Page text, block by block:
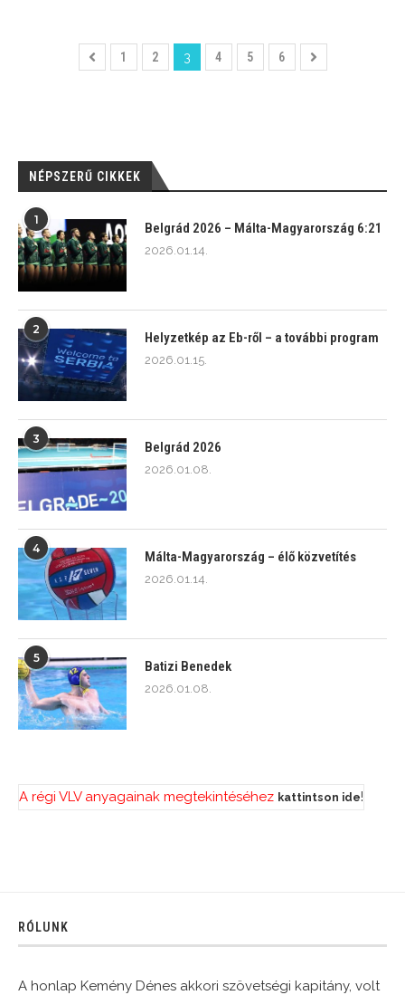
1 2 3 4 5 6
NÉPSZERŰ CIKKEK
1
Belgrád 2026 – Málta-Magyarország 6:21
2026.01.14.
2
Helyzetkép az Eb-ről – a további program
2026.01.15.
3
Belgrád 2026
2026.01.08.
4
Málta-Magyarország – élő közvetítés
2026.01.14.
5
Batizi Benedek
2026.01.08.
A régi VLV anyagainak megtekintéséhez kattintson ide!
RÓLUNK
A honlap Kemény Dénes akkori szövetségi kapitány, volt